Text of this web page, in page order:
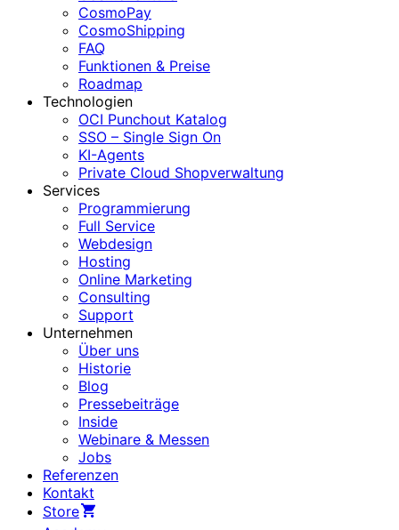
CosmoPay
CosmoShipping
FAQ
Funktionen & Preise
Roadmap
Technologien
OCI Punchout Katalog
SSO – Single Sign On
KI-Agents
Private Cloud Shopverwaltung
Services
Programmierung
Full Service
Webdesign
Hosting
Online Marketing
Consulting
Support
Unternehmen
Über uns
Historie
Blog
Pressebeiträge
Inside
Webinare & Messen
Jobs
Referenzen
Kontakt
Store